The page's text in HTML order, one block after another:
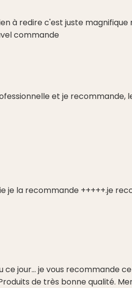
à redire c'est juste
commande
et je recommande,
je la recommande +++++.je
ce jour... je vous recommande
de très bonne qualité.